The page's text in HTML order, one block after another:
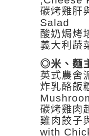
碳烤雞肝
Salad
酸奶焗烤
義大利蔬
◎米、麵
英式農舍
炸乳酪飯
碳烤雞肉
雞肉餃子
with